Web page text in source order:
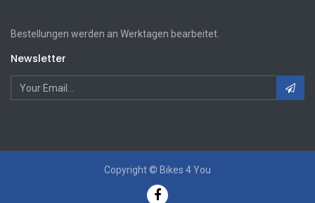
Bestellungen werden an Werktagen bearbeitet.
Newsletter
Copyright © Bikes 4 You